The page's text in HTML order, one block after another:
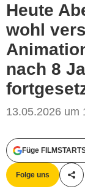
Heute
wohl
nach 8
13.05.2026 um
Füge
Folge uns